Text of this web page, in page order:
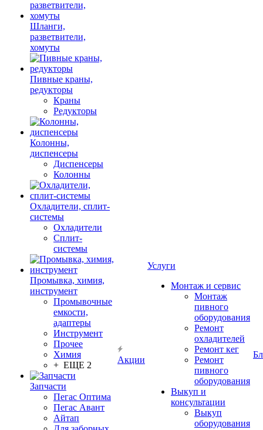
Шланги,
разветвители,
хомуты
Пивные краны,
редукторы
Краны
Редукторы
Колонны,
диспенсеры
Диспенсеры
Колонны
Охладители, сплит-
системы
Охладители
Сплит-
системы
Промывка, химия,
инструмент
Промывочные
емкости,
адаптеры
Инструмент
Прочее
Химия
+ ЕЩЕ 2
Запчасти
Пегас Оптима
Пегас Авант
Айтап
Акции
Услуги
Монтаж и сервис
Монтаж
пивного
оборудования
Ремонт
охладителей
Ремонт кег
Ремонт
пивного
оборудования
Выкуп и
консультации
Выкуп
оборудования